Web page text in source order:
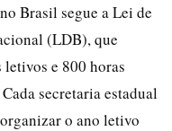
Brasil segue a Lei de
(LDB), que
e 800 horas
secretaria estadual
o ano letivo